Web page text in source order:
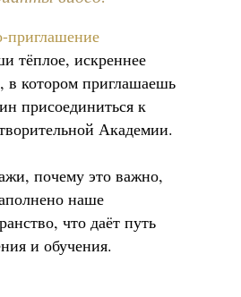
приглашение
тёплое, искреннее
в котором приглашаешь
присоединиться к
Академии.
почему это важно,
наше
что даёт путь
и обучения.